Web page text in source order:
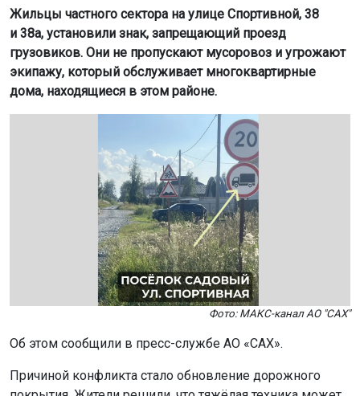
Жильцы частного сектора на улице Спортивной, 38
и 38а, установили знак, запрещающий проезд
грузовиков. Они не пропускают мусоровоз и угрожают
экипажу, который обслуживает многоквартирные
дома, находящиеся в этом районе.
Фото: МАКС-канал АО "САХ"
Об этом сообщили в пресс-службе АО «САХ».
Причиной конфликта стало обновление дорожного